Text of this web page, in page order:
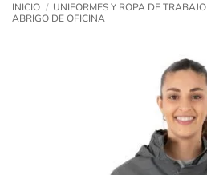
INICIO / UNIFORMES Y ROPA DE TRABAJO
ABRIGO DE OFICINA